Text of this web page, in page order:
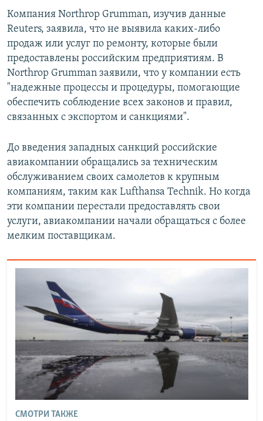
Компания Northrop Grumman, изучив данные
Reuters, заявила, что не выявила каких-либо
продаж или услуг по ремонту, которые были
предоставлены российским предприятиям. В
Northrop Grumman заявили, что у компании есть
"надежные процессы и процедуры, помогающие
обеспечить соблюдение всех законов и правил,
связанных с экспортом и санкциями".
До введения западных санкций российские
авиакомпании обращались за техническим
обслуживанием своих самолетов к крупным
компаниям, таким как Lufthansa Technik. Но когда
эти компании перестали предоставлять свои
услуги, авиакомпании начали обращаться с более
мелким поставщикам.
СМОТРИ ТАКЖЕ